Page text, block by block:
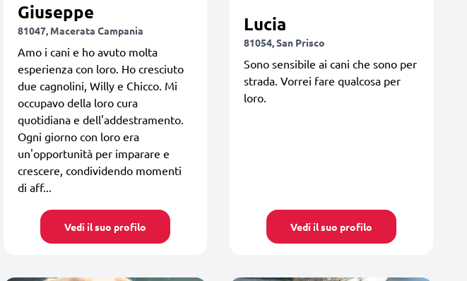
Giuseppe
81047, Macerata Campania
Amo i cani e ho avuto molta
esperienza con loro. Ho cresciuto
due cagnolini, Willy e Chicco. Mi
occupavo della loro cura
quotidiana e dell'addestramento.
Ogni giorno con loro era
un'opportunità per imparare e
crescere, condividendo momenti
di aff...
Vedi il suo profilo
Lucia
81054, San Prisco
Sono sensibile ai cani che sono per
strada. Vorrei fare qualcosa per
loro.
Vedi il suo profilo